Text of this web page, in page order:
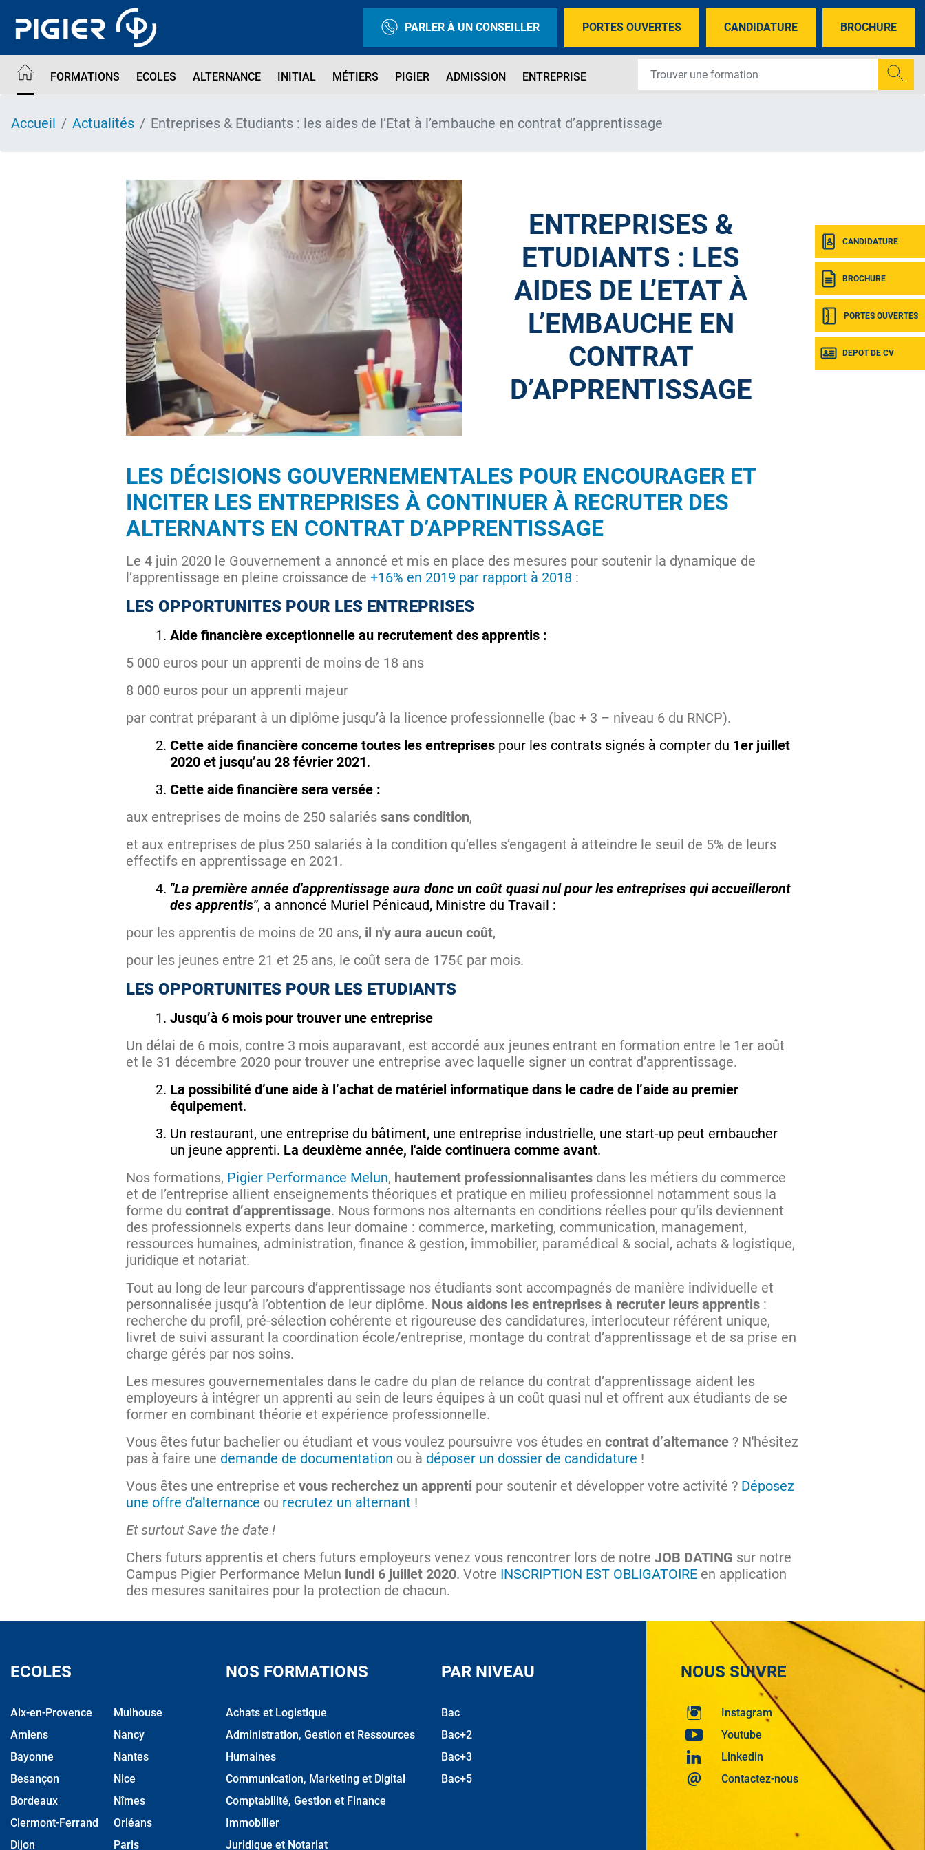
contenu
PARLER À UN CONSEILLER PORTES OUVERTES CANDIDATURE BROCHURE
FORMATIONS ECOLES ALTERNANCE INITIAL MÉTIERS PIGIER ADMISSION ENTREPRISE
CANDIDATURE
BROCHURE
PORTES OUVERTES
DEPOT DE CV
Accueil Actualités Entreprises & Etudiants : les aides de l’Etat à l’embauche en contrat d’apprentissage
ENTREPRISES &
ETUDIANTS : LES
AIDES DE L’ETAT À
L’EMBAUCHE EN
CONTRAT
D’APPRENTISSAGE
LES DÉCISIONS GOUVERNEMENTALES POUR ENCOURAGER ET
INCITER LES ENTREPRISES À CONTINUER À RECRUTER DES
ALTERNANTS EN CONTRAT D’APPRENTISSAGE
Le 4 juin 2020 le Gouvernement a annoncé et mis en place des mesures pour soutenir la dynamique de
l’apprentissage en pleine croissance de +16% en 2019 par rapport à 2018 :
LES OPPORTUNITES POUR LES ENTREPRISES
Aide financière exceptionnelle au recrutement des apprentis :
5 000 euros pour un apprenti de moins de 18 ans
8 000 euros pour un apprenti majeur
par contrat préparant à un diplôme jusqu’à la licence professionnelle (bac + 3 – niveau 6 du RNCP).
Cette aide financière concerne toutes les entreprises pour les contrats signés à compter du 1er juillet
2020 et jusqu’au 28 février 2021.
Cette aide financière sera versée :
aux entreprises de moins de 250 salariés sans condition,
et aux entreprises de plus 250 salariés à la condition qu’elles s’engagent à atteindre le seuil de 5% de leurs
effectifs en apprentissage en 2021.
"La première année d'apprentissage aura donc un coût quasi nul pour les entreprises qui accueilleront
des apprentis", a annoncé Muriel Pénicaud, Ministre du Travail :
pour les apprentis de moins de 20 ans, il n'y aura aucun coût,
pour les jeunes entre 21 et 25 ans, le coût sera de 175€ par mois.
LES OPPORTUNITES POUR LES ETUDIANTS
Jusqu’à 6 mois pour trouver une entreprise
Un délai de 6 mois, contre 3 mois auparavant, est accordé aux jeunes entrant en formation entre le 1er août
et le 31 décembre 2020 pour trouver une entreprise avec laquelle signer un contrat d’apprentissage.
La possibilité d’une aide à l’achat de matériel informatique dans le cadre de l’aide au premier
équipement.
Un restaurant, une entreprise du bâtiment, une entreprise industrielle, une start-up peut embaucher
un jeune apprenti. La deuxième année, l'aide continuera comme avant.
Nos formations, Pigier Performance Melun, hautement professionnalisantes dans les métiers du commerce
et de l’entreprise allient enseignements théoriques et pratique en milieu professionnel notamment sous la
forme du contrat d’apprentissage. Nous formons nos alternants en conditions réelles pour qu’ils deviennent
des professionnels experts dans leur domaine : commerce, marketing, communication, management,
ressources humaines, administration, finance & gestion, immobilier, paramédical & social, achats & logistique,
juridique et notariat.
Tout au long de leur parcours d’apprentissage nos étudiants sont accompagnés de manière individuelle et
personnalisée jusqu’à l’obtention de leur diplôme. Nous aidons les entreprises à recruter leurs apprentis :
recherche du profil, pré-sélection cohérente et rigoureuse des candidatures, interlocuteur référent unique,
livret de suivi assurant la coordination école/entreprise, montage du contrat d’apprentissage et de sa prise en
charge gérés par nos soins.
Les mesures gouvernementales dans le cadre du plan de relance du contrat d’apprentissage aident les
employeurs à intégrer un apprenti au sein de leurs équipes à un coût quasi nul et offrent aux étudiants de se
former en combinant théorie et expérience professionnelle.
Vous êtes futur bachelier ou étudiant et vous voulez poursuivre vos études en contrat d’alternance ? N'hésitez
pas à faire une demande de documentation ou à déposer un dossier de candidature !
Vous êtes une entreprise et vous recherchez un apprenti pour soutenir et développer votre activité ? Déposez
une offre d'alternance ou recrutez un alternant !
Et surtout Save the date !
Chers futurs apprentis et chers futurs employeurs venez vous rencontrer lors de notre JOB DATING sur notre
Campus Pigier Performance Melun lundi 6 juillet 2020. Votre INSCRIPTION EST OBLIGATOIRE en application
des mesures sanitaires pour la protection de chacun.
ECOLES
Aix-en-Provence
Amiens
Bayonne
Besançon
Bordeaux
Clermont-Ferrand
Dijon
Mulhouse
Nancy
Nantes
Nice
Nîmes
Orléans
Paris
NOS FORMATIONS
Achats et Logistique
Administration, Gestion et Ressources
Humaines
Communication, Marketing et Digital
Comptabilité, Gestion et Finance
Immobilier
Juridique et Notariat
PAR NIVEAU
Bac
Bac+2
Bac+3
Bac+5
NOUS SUIVRE
Instagram
Youtube
Linkedin
Contactez-nous